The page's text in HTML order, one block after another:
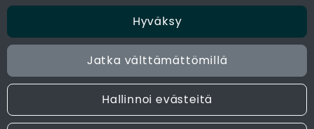
Hyväksy
Jatka välttämättömillä
Hallinnoi evästeitä
Seuraa sosiaalisessa mediassa
Facebook
Instagram